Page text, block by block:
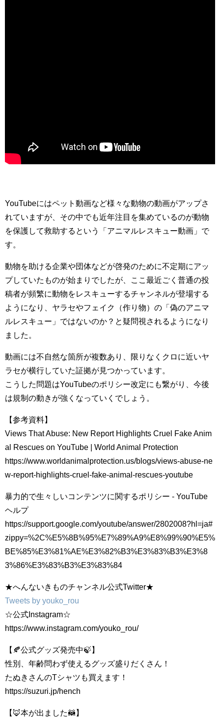
YouTubeにはペット動画など様々な動物の動画がアップさ
れていますが、その中でも近年注目を集めているのが動物
を保護して救助するという「アニマルレスキュー動画」で
す。
動物を助ける企業や団体などが啓発のために不定期にアッ
プしていたものが始まりでしたが、ここ最近ごく普通の投
稿者が頻繁に動物をレスキューするチャンネルが登場する
ようになり、ヤラセやフェイク（作り物）の「偽のアニマ
ルレスキュー」ではないのか？と疑問視されるようになり
ました。
動画には不自然な箇所が複数あり、限りなくクロに近いヤ
ラセが横行していた証拠が見つかっています。
こうした問題はYouTubeのポリシー改定にも繋がり、今後
は規制の動きが強くなっていくでしょう。
【参考資料】
Views That Abuse: New Report Highlights Cruel Fake Anim
al Rescues on YouTube | World Animal Protection
https://www.worldanimalprotection.us/blogs/views-abuse-ne
w-report-highlights-cruel-fake-animal-rescues-youtube
暴力的で生々しいコンテンツに関するポリシー - YouTube
ヘルプ
https://support.google.com/youtube/answer/2802008?hl=ja#
zippy=%2C%E5%8B%95%E7%89%A9%E8%99%90%E5%
BE%85%E3%81%AE%E3%82%B3%E3%83%B3%E3%8
3%86%E3%83%B3%E3%83%84
★へんないきものチャンネル公式Twitter★
Tweets by youko_rou
☆公式Instagram☆
https://www.instagram.com/youko_rou/
【🍂公式グッズ発売中🍃】
性別、年齢問わず使えるグッズ盛りだくさん！
たぬきさんのTシャツも買えます！
https://suzuri.jp/hench
【🦊本が出ました🦝】